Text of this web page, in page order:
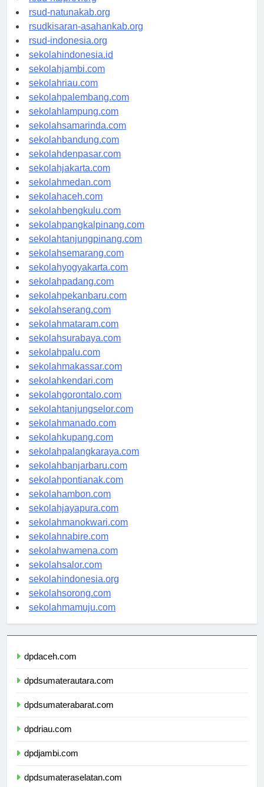
rsud-ntbprov.org
rsud-natunakab.org
rsudkisaran-asahankab.org
rsud-indonesia.org
sekolahindonesia.id
sekolahjambi.com
sekolahriau.com
sekolahpalembang.com
sekolahlampung.com
sekolahsamarinda.com
sekolahbandung.com
sekolahdenpasar.com
sekolahjakarta.com
sekolahmedan.com
sekolahaceh.com
sekolahbengkulu.com
sekolahpangkalpinang.com
sekolahtanjungpinang.com
sekolahsemarang.com
sekolahyogyakarta.com
sekolahpadang.com
sekolahpekanbaru.com
sekolahserang.com
sekolahmataram.com
sekolahsurabaya.com
sekolahpalu.com
sekolahmakassar.com
sekolahkendari.com
sekolahgorontalo.com
sekolahtanjungselor.com
sekolahmanado.com
sekolahkupang.com
sekolahpalangkaraya.com
sekolahbanjarbaru.com
sekolahpontianak.com
sekolahambon.com
sekolahjayapura.com
sekolahmanokwari.com
sekolahnabire.com
sekolahwamena.com
sekolahsalor.com
sekolahindonesia.org
sekolahsorong.com